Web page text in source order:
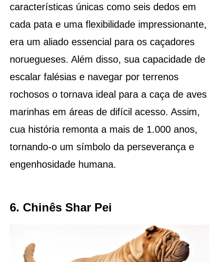
características únicas como seis dedos em
cada pata e uma flexibilidade impressionante,
era um aliado essencial para os caçadores
noruegueses. Além disso, sua capacidade de
escalar falésias e navegar por terrenos
rochosos o tornava ideal para a caça de aves
marinhas em áreas de difícil acesso. Assim,
cua história remonta a mais de 1.000 anos,
tornando-o um símbolo da perseverança e
engenhosidade humana.
6. Chinês Shar Pei